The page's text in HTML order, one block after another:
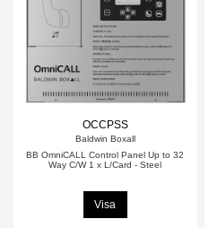
OCCPSS
Baldwin Boxall
BB OmniCALL Control Panel Up to 32
Way C/W 1 x L/Card - Steel
Visa